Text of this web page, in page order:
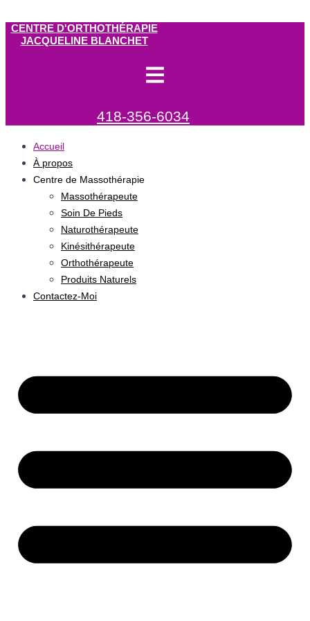
CENTRE D'ORTHOTHÉRAPIE
JACQUELINE BLANCHET
418-356-6034
Accueil
À propos
Centre de Massothérapie
Massothérapeute
Soin De Pieds
Naturothérapeute
Kinésithérapeute
Orthothérapeute
Produits Naturels
Contactez-Moi